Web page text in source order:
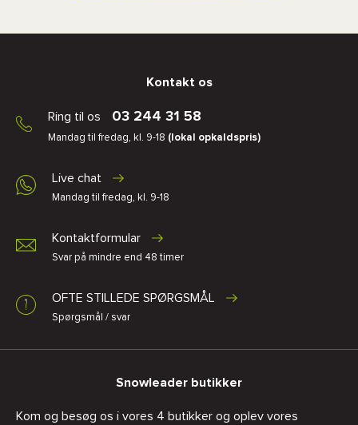
Kontakt os
Ring til os 03 244 31 58
Mandag til fredag, kl. 9-18 (lokal opkaldspris)
Live chat
Mandag til fredag, kl. 9-18
Kontaktformular
Svar på mindre end 48 timer
OFTE STILLEDE SPØRGSMÅL
Spørgsmål / svar
Snowleader butikker
Kom og besøg os i vores 4 butikker og oplev vores